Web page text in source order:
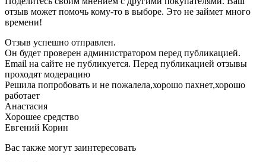
отзыв может помочь кому-то в выборе. Это не займет много
времени!
Отзыв успешно отправлен.
Он будет проверен администратором перед публикацией.
Email на сайте не публикуется. Перед публикацией отзывы
проходят модерацию
Решила попробовать и не пожалела,хорошо пахнет,хорошо
работает
Анастасия
Хорошее средство
Евгений Корин
Вас также могут заинтересовать